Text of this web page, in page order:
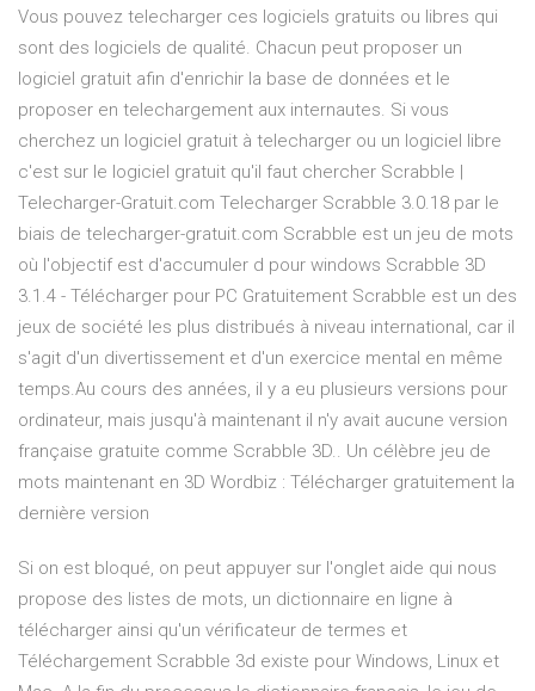
Vous pouvez telecharger ces logiciels gratuits ou libres qui
sont des logiciels de qualité. Chacun peut proposer un
logiciel gratuit afin d'enrichir la base de données et le
proposer en telechargement aux internautes. Si vous
cherchez un logiciel gratuit à telecharger ou un logiciel libre
c'est sur le logiciel gratuit qu'il faut chercher Scrabble |
Telecharger-Gratuit.com Telecharger Scrabble 3.0.18 par le
biais de telecharger-gratuit.com Scrabble est un jeu de mots
où l'objectif est d'accumuler d pour windows Scrabble 3D
3.1.4 - Télécharger pour PC Gratuitement Scrabble est un des
jeux de société les plus distribués à niveau international, car il
s'agit d'un divertissement et d'un exercice mental en même
temps.Au cours des années, il y a eu plusieurs versions pour
ordinateur, mais jusqu'à maintenant il n'y avait aucune version
française gratuite comme Scrabble 3D.. Un célèbre jeu de
mots maintenant en 3D Wordbiz : Télécharger gratuitement la
dernière version
Si on est bloqué, on peut appuyer sur l'onglet aide qui nous
propose des listes de mots, un dictionnaire en ligne à
télécharger ainsi qu'un vérificateur de termes et
Téléchargement Scrabble 3d existe pour Windows, Linux et